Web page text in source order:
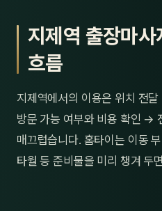
지제역 출장마사
흐름
지제역에서의 이용은 위치 전
방문 가능 여부와 비용 확인 →
매끄럽습니다. 홈타이는 이동
타월 등 준비물을 미리 챙겨 두